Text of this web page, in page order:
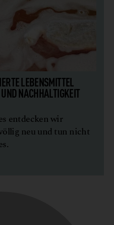
LEBENSMITTEL
NACHHALTIGKEIT
entdecken wir
neu und tun nicht